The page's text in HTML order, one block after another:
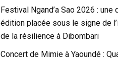
Festival Ngand’a Sao 2026 : une
édition placée sous le signe de
de la résilience à Dibombari
Concert de Mimie à Yaoundé :